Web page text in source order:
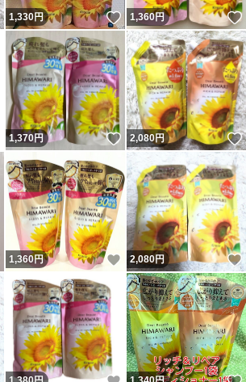
いいね！
1,330円 いいね！
1,360円
いいね！
1,370円 いいね！
2,080円
いいね！
1,360円 いいね！
2,080円